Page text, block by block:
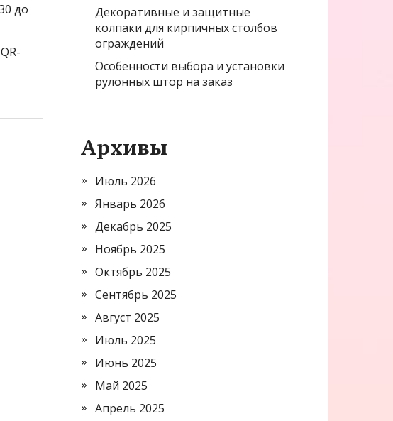
до
Декоративные и защитные
колпаки для кирпичных столбов
ограждений
Особенности выбора и установки
рулонных штор на заказ
Архивы
Июль 2026
Январь 2026
Декабрь 2025
Ноябрь 2025
Октябрь 2025
Сентябрь 2025
Август 2025
Июль 2025
Июнь 2025
Май 2025
Апрель 2025